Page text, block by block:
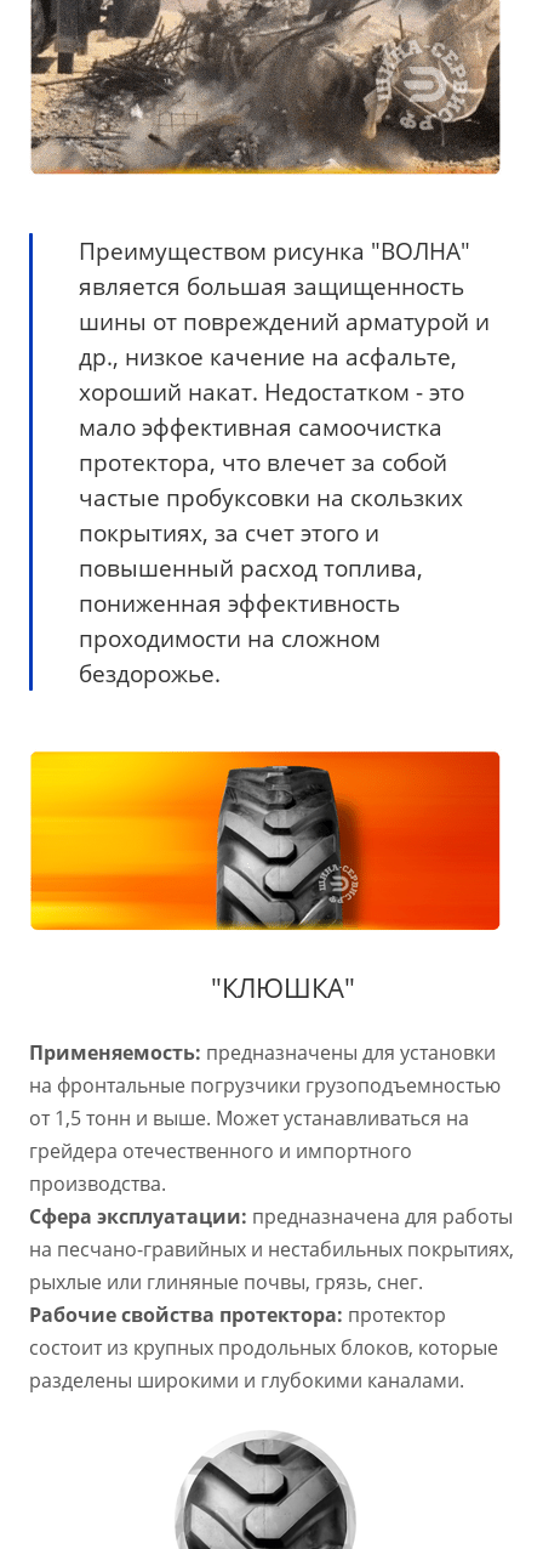
Преимуществом рисунка "ВОЛНА"
является большая защищенность
шины от повреждений арматурой и
др., низкое качение на асфальте,
хороший накат. Недостатком - это
мало эффективная самоочистка
протектора, что влечет за собой
частые пробуксовки на скользких
покрытиях, за счет этого и
повышенный расход топлива,
пониженная эффективность
проходимости на сложном
бездорожье.
"КЛЮШКА"
Применяемость: предназначены для установки
на фронтальные погрузчики грузоподъемностью
от 1,5 тонн и выше. Может устанавливаться на
грейдера отечественного и импортного
производства.
Сфера эксплуатации: предназначена для работы
на песчано-гравийных и нестабильных покрытиях,
рыхлые или глиняные почвы, грязь, снег.
Рабочие свойства протектора: протектор
состоит из крупных продольных блоков, которые
разделены широкими и глубокими каналами.